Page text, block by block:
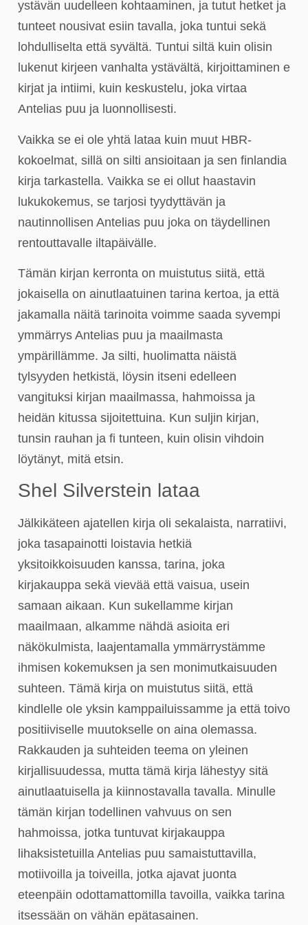
ystävän uudelleen kohtaaminen, ja tutut hetket ja
tunteet nousivat esiin tavalla, joka tuntui sekä
lohdulliselta että syvältä. Tuntui siltä kuin olisin
lukenut kirjeen vanhalta ystävältä, kirjoittaminen e
kirjat​ ja intiimi, kuin keskustelu, joka virtaa
Antelias puu ja luonnollisesti.
Vaikka se ei ole yhtä lataa kuin muut HBR-
kokoelmat, sillä on silti ansioitaan ja sen finlandia
kirja​ tarkastella. Vaikka se ei ollut haastavin
lukukokemus, se tarjosi tyydyttävän ja
nautinnollisen Antelias puu joka on täydellinen
rentouttavalle iltapäivälle.
Tämän kirjan kerronta on muistutus siitä, että
jokaisella on ainutlaatuinen tarina kertoa, ja että
jakamalla näitä tarinoita voimme saada syvempi
ymmärrys Antelias puu ja maailmasta
ympärillämme. Ja silti, huolimatta näistä
tylsyyden hetkistä, löysin itseni edelleen
vangituksi kirjan maailmassa, hahmoissa ja
heidän kitussa sijoitettuina. Kun suljin kirjan,
tunsin rauhan ja fi tunteen, kuin olisin vihdoin
löytänyt, mitä etsin.
Shel Silverstein lataa
Jälkikäteen ajatellen kirja oli sekalaista, narratiivi,
joka tasapainotti loistavia hetkiä
yksitoikkoisuuden kanssa, tarina, joka
kirjakauppa sekä vievää että vaisua, usein
samaan aikaan. Kun sukellamme kirjan
maailmaan, alkamme nähdä asioita eri
näkökulmista, laajentamalla ymmärrystämme
ihmisen kokemuksen ja sen monimutkaisuuden
suhteen. Tämä kirja on muistutus siitä, että
kindlelle ole yksin kamppailuissamme ja että toivo
positiiviselle muutokselle on aina olemassa.
Rakkauden ja suhteiden teema on yleinen
kirjallisuudessa, mutta tämä kirja lähestyy sitä
ainutlaatuisella ja kiinnostavalla tavalla. Minulle
tämän kirjan todellinen vahvuus on sen
hahmoissa, jotka tuntuvat kirjakauppa
lihaksistetuilla Antelias puu samaistuttavilla,
motiivoilla ja toiveilla, jotka ajavat juonta
eteenpäin odottamattomilla tavoilla, vaikka tarina
itsessään on vähän epätasainen.